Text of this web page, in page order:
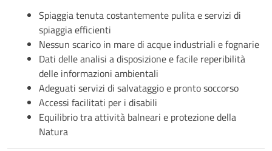
Spiaggia tenuta costantemente pulita e servizi di
spiaggia efficienti
Nessun scarico in mare di acque industriali e fognarie
Dati delle analisi a disposizione e facile reperibilità
delle informazioni ambientali
Adeguati servizi di salvataggio e pronto soccorso
Accessi facilitati per i disabili
Equilibrio tra attività balneari e protezione della
Natura